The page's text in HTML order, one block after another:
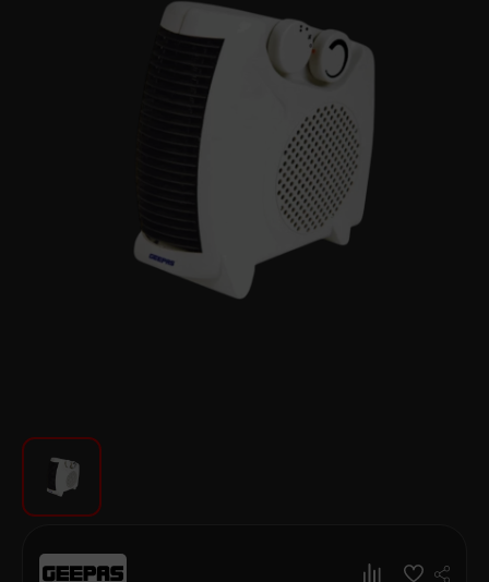
Аудиотехника для автомобилей
Санкерамика
Посуда